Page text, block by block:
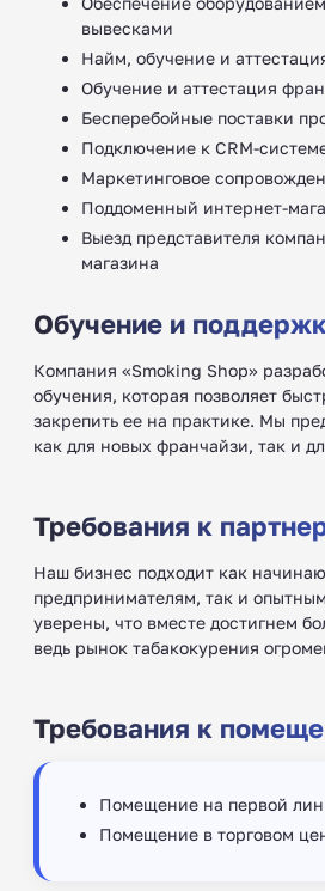
вывесками
Найм, обучение и
Обучение и аттестация
Бесперебойные поставки
Подключение к CRM-
Маркетинговое
Поддоменный интернет-
Выезд представителя
магазина
Обучение и
Компания «Smoking Shop»
обучения, которая позволяет
закрепить ее на практике. Мы
как для новых франчайзи, так и
Требования к
Наш бизнес подходит как
предпринимателям, так и
уверены, что вместе достигнем
ведь рынок табакокурения
Требования к
Помещение на первой
Помещение в торговом